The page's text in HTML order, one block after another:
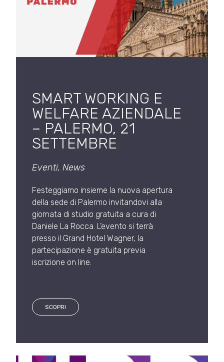
SMART WORKING E
WELFARE AZIENDALE
– PALERMO, 21
SETTEMBRE
Eventi, News
Festeggiamo insieme la nuova apertura
della sede di Palermo invitandovi alla
giornata di studio gratuita a cura di
Daniele La Rocca. L’evento si terrà
presso il Grand Hotel Wagner, la
partecipazione è gratuita previa
iscrizione on line.
SCOPRI